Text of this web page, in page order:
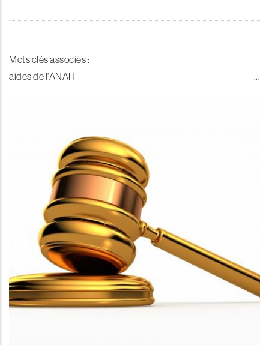
Mots clés associés :
aides de l'ANAH